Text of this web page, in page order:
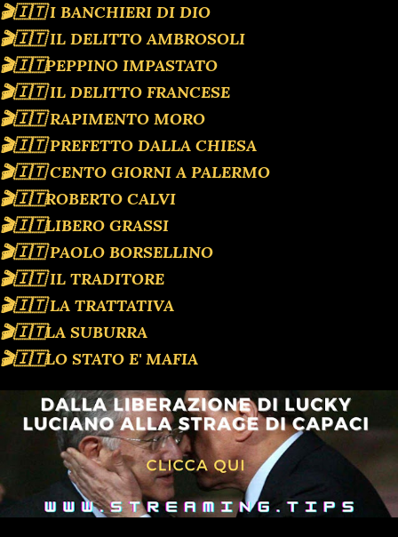
🎬🇮🇹 I BANCHIERI DI DIO
🎬🇮🇹 IL DELITTO AMBROSOLI
🎬🇮🇹PEPPINO IMPASTATO
🎬🇮🇹 IL DELITTO FRANCESE
🎬🇮🇹 RAPIMENTO MORO
🎬🇮🇹 PREFETTO DALLA CHIESA
🎬🇮🇹 CENTO GIORNI A PALERMO
🎬🇮🇹ROBERTO CALVI
🎬🇮🇹LIBERO GRASSI
🎬🇮🇹 PAOLO BORSELLINO
🎬🇮🇹 IL TRADITORE
🎬🇮🇹 LA TRATTATIVA
🎬🇮🇹LA SUBURRA
🎬🇮🇹LO STATO E' MAFIA